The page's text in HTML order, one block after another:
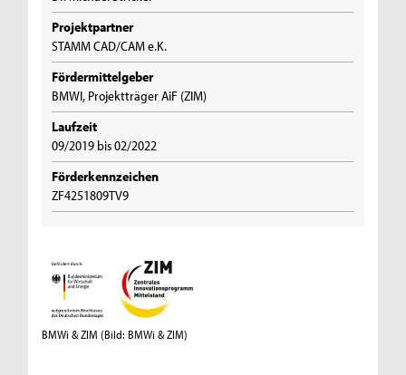
Projektpartner
STAMM CAD/CAM e.K.
Fördermittelgeber
BMWI, Projektträger AiF (ZIM)
Laufzeit
09/2019 bis 02/2022
Förderkennzeichen
ZF4251809TV9
BMWi & ZIM (Bild: BMWi & ZIM)